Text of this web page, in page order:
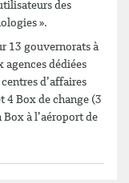
des
».
13 gouvernorats à
agences dédiées
d’affaires
4 Box de change (3
à l’aéroport de